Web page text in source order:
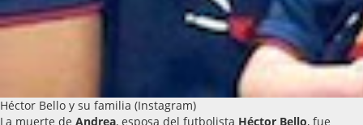
Héctor Bello y su familia (Instagram)
La muerte de Andrea, esposa del futbolista Héctor Bello, fue